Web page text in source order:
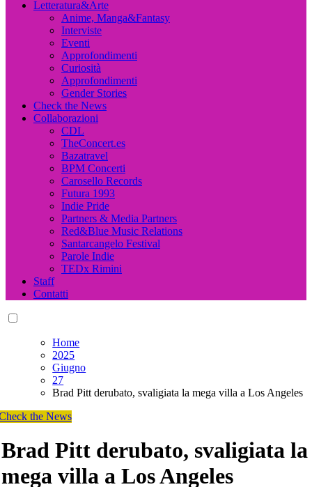
Letteratura&Arte
Anime, Manga&Fantasy
Interviste
Eventi
Approfondimenti
Curiosità
Approfondimenti
Gender Stories
Check the News
Collaborazioni
CDL
TheConcert.es
Bazatravel
BPM Concerti
Carosello Records
Futura 1993
Indie Pride
Partners & Media Partners
Red&Blue Music Relations
Santarcangelo Festival
Parole Indie
TEDx Rimini
Staff
Contatti
Home
2025
Giugno
27
Brad Pitt derubato, svaligiata la mega villa a Los Angeles
the News
Brad Pitt derubato, svaligiata la
mega villa a Los Angeles